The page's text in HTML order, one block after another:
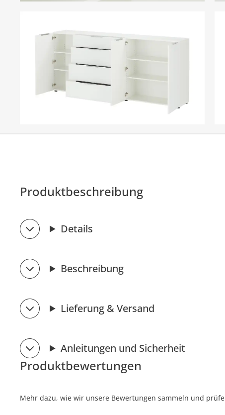
Produktbeschreibung
Details
Beschreibung
Lieferung & Versand
Anleitungen und Sicherheit
Produktbewertungen
Mehr dazu, wie wir unsere Bewertungen sammeln und